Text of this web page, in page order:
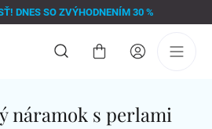
DNES SO ZVÝHODNENÍM 30 %
Nákupný
náramok s perlami